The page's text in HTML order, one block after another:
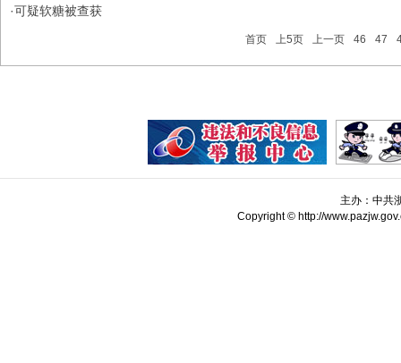
·可疑软糖被查获
首页 上5页 上一页 46 47
主办：中共
Copyright © http://